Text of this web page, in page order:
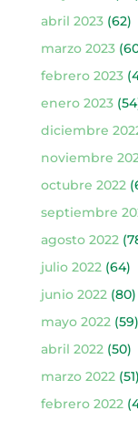
abril 2023(62)
marzo 2023
febrero 2023
enero 2023
diciembre
noviembre
octubre 2022
septiembre
agosto 2022
julio 2022 (64)
junio 2022 (80)
mayo 2022 (59)
abril 2022 (50)
marzo 2022 (51)
febrero 2022